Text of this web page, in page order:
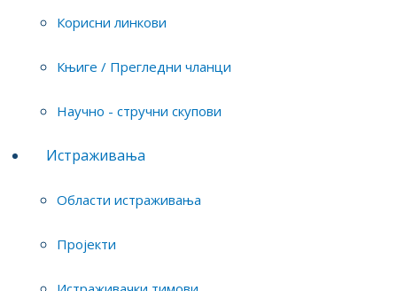
Корисни линкови
Књиге / Прегледни чланци
Научно - стручни скупови
Истраживања
Области истраживања
Пројекти
водоничној енергији и заштити животне
Projects where the researcher is engaged
Билатерала – научно-технолошка сарадња